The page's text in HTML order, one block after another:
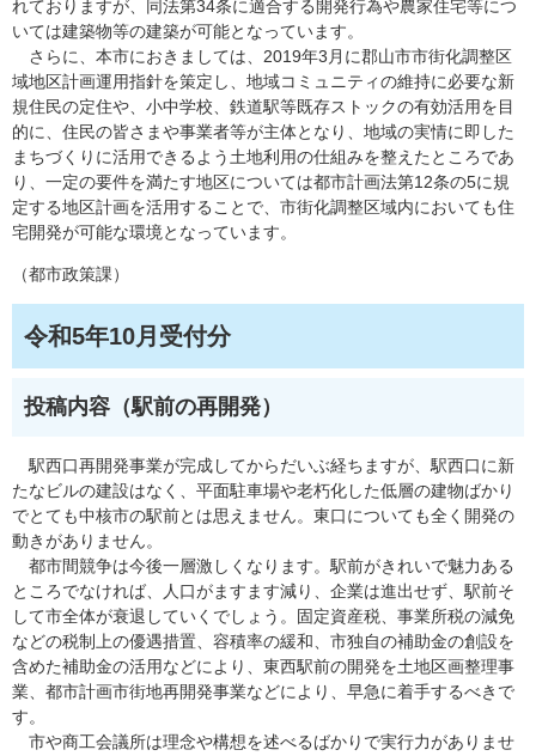
れておりますが、同法第34条に適合する開発行為や農家住宅等につ
いては建築物等の建築が可能となっています。
さらに、本市におきましては、2019年3月に郡山市市街化調整区
域地区計画運用指針を策定し、地域コミュニティの維持に必要な新
規住民の定住や、小中学校、鉄道駅等既存ストックの有効活用を目
的に、住民の皆さまや事業者等が主体となり、地域の実情に即した
まちづくりに活用できるよう土地利用の仕組みを整えたところであ
り、一定の要件を満たす地区については都市計画法第12条の5に規
定する地区計画を活用することで、市街化調整区域内においても住
宅開発が可能な環境となっています。
（都市政策課）
令和5年10月受付分
投稿内容（駅前の再開発）
駅西口再開発事業が完成してからだいぶ経ちますが、駅西口に新
たなビルの建設はなく、平面駐車場や老朽化した低層の建物ばかり
でとても中核市の駅前とは思えません。東口についても全く開発の
動きがありません。
都市間競争は今後一層激しくなります。駅前がきれいで魅力ある
ところでなければ、人口がますます減り、企業は進出せず、駅前そ
して市全体が衰退していくでしょう。固定資産税、事業所税の減免
などの税制上の優遇措置、容積率の緩和、市独自の補助金の創設を
含めた補助金の活用などにより、東西駅前の開発を土地区画整理事
業、都市計画市街地再開発事業などにより、早急に着手するべきで
す。
市や商工会議所は理念や構想を述べるばかりで実行力がありませ